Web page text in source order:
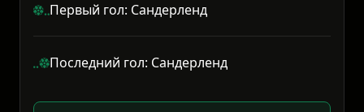
Первый гол: Сандерленд
Последний гол: Сандерленд